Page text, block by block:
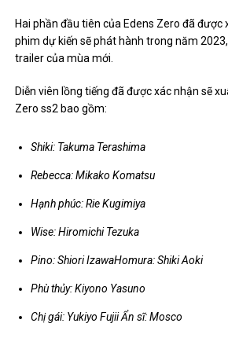
Hai phần đầu tiên của Edens Zero đã được
phim dự kiến ​​sẽ phát hành trong năm
trailer của mùa mới.
Diễn viên lồng tiếng đã được xác nhận sẽ
Zero ss2 bao gồm:
Shiki: Takuma Terashima
Rebecca: Mikako Komatsu
Hạnh phúc: Rie Kugimiya
Wise: Hiromichi Tezuka
Pino: Shiori IzawaHomura: Shiki Aoki
Phù thủy: Kiyono Yasuno
Chị gái: Yukiyo Fujii Ẩn sĩ: Mosco